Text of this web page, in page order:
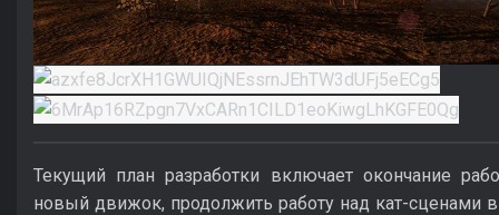
Текущий план разработки включает окончание
новый движок, продолжить работу над кат-сценами